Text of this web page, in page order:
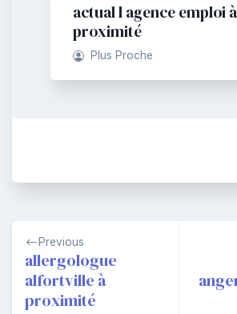
actual l agence emploi à
proximité
Plus Proche
Navigation
de
l’article
Previous
allergologue
alfortville à
proximité